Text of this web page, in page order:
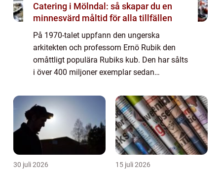
Catering i Mölndal: så skapar du en
minnesvärd måltid för alla tillfällen
På 1970-talet uppfann den ungerska
arkitekten och professorn Ernö Rubik den
omåttligt populära Rubiks kub. Den har sålts
i över 400 miljoner exemplar sedan
populära leksaker. Förutom att den är
underhållande så ...
30 juli 2026 15 juli 2026